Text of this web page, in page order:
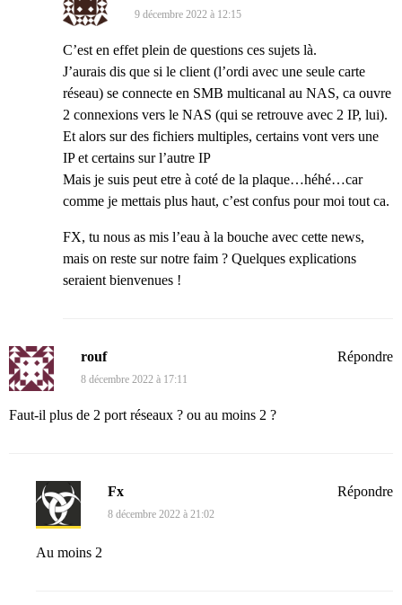
9 décembre 2022 à 12:15
C’est en effet plein de questions ces sujets là.
J’aurais dis que si le client (l’ordi avec une seule carte
réseau) se connecte en SMB multicanal au NAS, ca ouvre
2 connexions vers le NAS (qui se retrouve avec 2 IP, lui).
Et alors sur des fichiers multiples, certains vont vers une
IP et certains sur l’autre IP
Mais je suis peut etre à coté de la plaque…héhé…car
comme je mettais plus haut, c’est confus pour moi tout ca.
FX, tu nous as mis l’eau à la bouche avec cette news,
mais on reste sur notre faim ? Quelques explications
seraient bienvenues !
rouf
8 décembre 2022 à 17:11
Faut-il plus de 2 port réseaux ? ou au moins 2 ?
Répondre
Fx
8 décembre 2022 à 21:02
Au moins 2
Répondre